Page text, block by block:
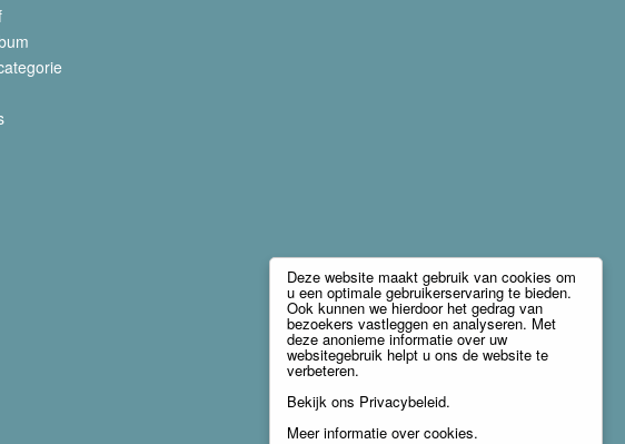
Deze website maakt gebruik van cookies om
u een optimale gebruikerservaring te bieden.
Ook kunnen we hierdoor het gedrag van
bezoekers vastleggen en analyseren. Met
deze anonieme informatie over uw
websitegebruik helpt u ons de website te
verbeteren.
Bekijk ons Privacybeleid.
Meer informatie over cookies.